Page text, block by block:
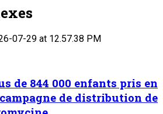
de 844 000 enfants pris en
de distribution de